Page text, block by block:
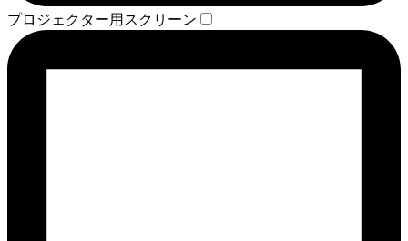
プロジェクター用スクリーン